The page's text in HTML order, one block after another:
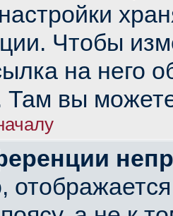
Чтобы
на него
Там вы